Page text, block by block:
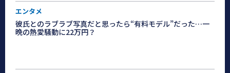
エンタメ
彼氏とのラブラブ写真だと思ったら“有料モデル”だった…一
晩の熱愛騒動に22万円？